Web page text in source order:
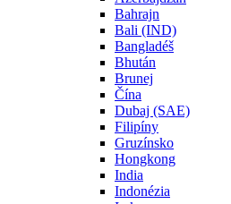
Bahrajn
Bali (IND)
Bangladéš
Bhután
Brunej
Čína
Dubaj (SAE)
Filipíny
Gruzínsko
Hongkong
India
Indonézia